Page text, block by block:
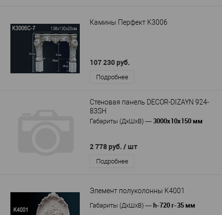
Камины Перфект K3006
107 230 руб.
Подробнее
Стеновая панель DECOR-DIZAYN 924-
83SH
Габариты (ДхШхВ) — 3000х10х150 мм
2 778 руб. / шт
Подробнее
Элемент полуколонны K4001
Габариты (ДхШхВ) — h-720 r-35 мм